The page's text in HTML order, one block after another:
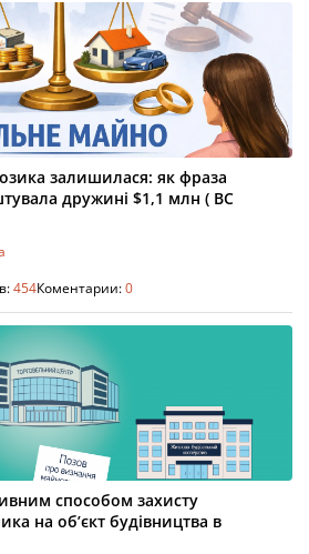
залишилася: як фраза
дружині $1,1 млн ( ВС
454Коментарии:0
способом захисту
на об’єкт будівництва в